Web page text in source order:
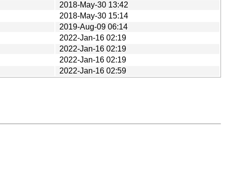
2018-May-30 13:42
2018-May-30 15:14
2019-Aug-09 06:14
2022-Jan-16 02:19
2022-Jan-16 02:19
2022-Jan-16 02:19
2022-Jan-16 02:59